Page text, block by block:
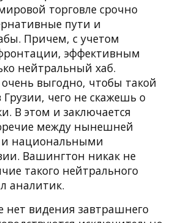
торговле срочно
пути и
Причем, с учетом
эффективным
нейтральный хаб.
выгодно, чтобы такой
Грузии, чего не скажешь о
В этом и заключается
между нынешней
национальными
Вашингтон никак не
такого нейтрального
аналитик.
видения завтрашнего